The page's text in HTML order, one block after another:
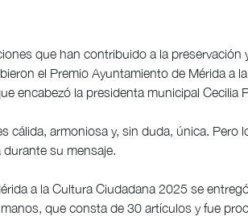
que han contribuido a la preservación
el Premio Ayuntamiento de Mérida a
encabezó la presidenta municipal Cecilia
cálida, armoniosa y, sin duda, única. Pero
su mensaje.
a la Cultura Ciudadana 2025 se
que consta de 30 artículos y fue